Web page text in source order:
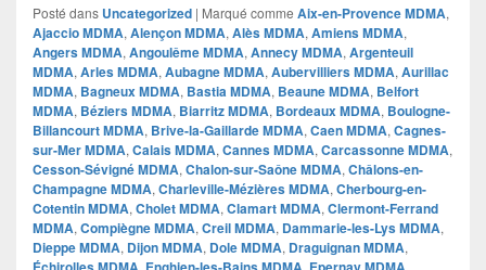
Posté dans Uncategorized | Marqué comme Aix-en-Provence MDMA,
Ajaccio MDMA, Alençon MDMA, Alès MDMA, Amiens MDMA,
Angers MDMA, Angoulême MDMA, Annecy MDMA, Argenteuil
MDMA, Arles MDMA, Aubagne MDMA, Aubervilliers MDMA, Aurillac
MDMA, Bagneux MDMA, Bastia MDMA, Beaune MDMA, Belfort
MDMA, Béziers MDMA, Biarritz MDMA, Bordeaux MDMA, Boulogne-
Billancourt MDMA, Brive-la-Gaillarde MDMA, Caen MDMA, Cagnes-
sur-Mer MDMA, Calais MDMA, Cannes MDMA, Carcassonne MDMA,
Cesson-Sévigné MDMA, Chalon-sur-Saône MDMA, Châlons-en-
Champagne MDMA, Charleville-Mézières MDMA, Cherbourg-en-
Cotentin MDMA, Cholet MDMA, Clamart MDMA, Clermont-Ferrand
MDMA, Compiègne MDMA, Creil MDMA, Dammarie-les-Lys MDMA,
Dieppe MDMA, Dijon MDMA, Dole MDMA, Draguignan MDMA,